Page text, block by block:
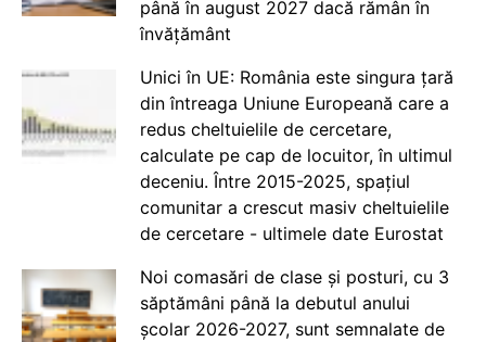
până în august 2027 dacă rămân în
învățământ
Unici în UE: România este singura țară
din întreaga Uniune Europeană care a
redus cheltuielile de cercetare,
calculate pe cap de locuitor, în ultimul
deceniu. Între 2015-2025, spațiul
comunitar a crescut masiv cheltuielile
de cercetare - ultimele date Eurostat
Noi comasări de clase și posturi, cu 3
săptămâni până la debutul anului
școlar 2026-2027, sunt semnalate de